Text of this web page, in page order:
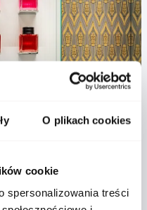
O plikach cookies
cookie
spersonalizowania treści